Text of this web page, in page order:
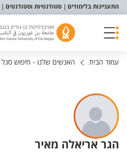
תפריט נגישות
התעניינות בלימודים סטודנטיות וסטודנטים
עמוד הבית האנשים שלנו - חיפוש סגל
הגר אריאלה מאיר